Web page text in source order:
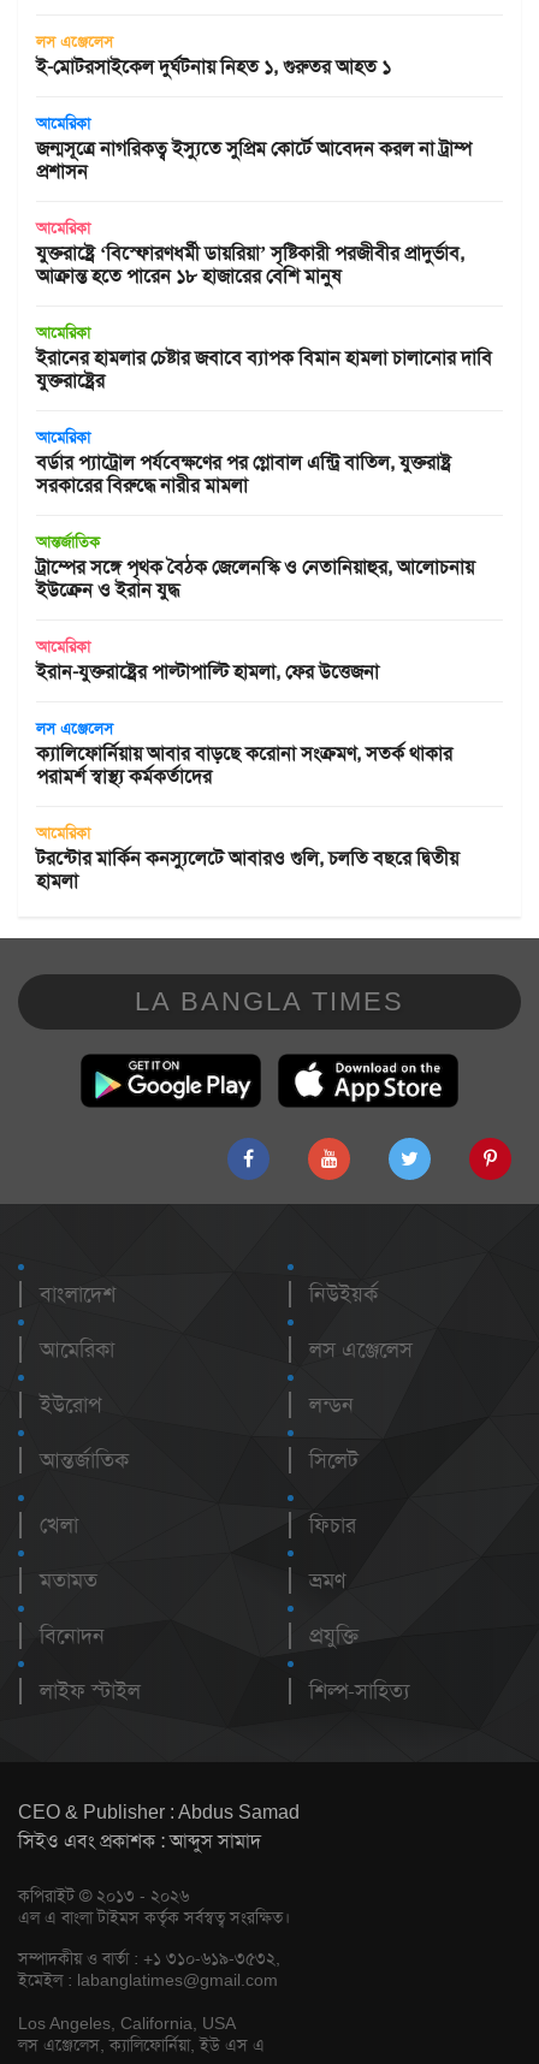
লস এঞ্জেলেস
ই-মোটরসাইকেল দুর্ঘটনায় নিহত ১, গুরুতর আহত ১
আমেরিকা
জন্মসূত্রে নাগরিকত্ব ইস্যুতে সুপ্রিম কোর্টে আবেদন করল না ট্রাম্প
প্রশাসন
আমেরিকা
যুক্তরাষ্ট্রে ‘বিস্ফোরণধর্মী ডায়রিয়া’ সৃষ্টিকারী পরজীবীর প্রাদুর্ভাব,
আক্রান্ত হতে পারেন ১৮ হাজারের বেশি মানুষ
আমেরিকা
ইরানের হামলার চেষ্টার জবাবে ব্যাপক বিমান হামলা চালানোর দাবি
যুক্তরাষ্ট্রের
আমেরিকা
বর্ডার প্যাট্রোল পর্যবেক্ষণের পর গ্লোবাল এন্ট্রি বাতিল, যুক্তরাষ্ট্র
সরকারের বিরুদ্ধে নারীর মামলা
আন্তর্জাতিক
ট্রাম্পের সঙ্গে পৃথক বৈঠক জেলেনস্কি ও নেতানিয়াহুর, আলোচনায়
ইউক্রেন ও ইরান যুদ্ধ
আমেরিকা
ইরান-যুক্তরাষ্ট্রের পাল্টাপাল্টি হামলা, ফের উত্তেজনা
লস এঞ্জেলেস
ক্যালিফোর্নিয়ায় আবার বাড়ছে করোনা সংক্রমণ, সতর্ক থাকার
পরামর্শ স্বাস্থ্য কর্মকর্তাদের
আমেরিকা
টরন্টোর মার্কিন কনস্যুলেটে আবারও গুলি, চলতি বছরে দ্বিতীয়
হামলা
LA BANGLA TIMES
বাংলাদেশ
আমেরিকা
ইউরোপ
আন্তর্জাতিক
নিউইয়র্ক
লস এঞ্জেলেস
লন্ডন
সিলেট
খেলা
মতামত
বিনোদন
লাইফ স্টাইল
ফিচার
ভ্রমণ
প্রযুক্তি
শিল্প-সাহিত্য
CEO & Publisher : Abdus Samad
সিইও এবং প্রকাশক : আব্দুস সামাদ
কপিরাইট © ২০১৩ - ২০২৬
এল এ বাংলা টাইমস কর্তৃক সর্বস্বত্ব সংরক্ষিত।
সম্পাদকীয় ও বার্তা : +১ ৩১০-৬১৯-৩৫৩২,
ইমেইল : labanglatimes@gmail.com
Los Angeles, California, USA
লস এঞ্জেলেস, ক্যালিফোর্নিয়া, ইউ এস এ